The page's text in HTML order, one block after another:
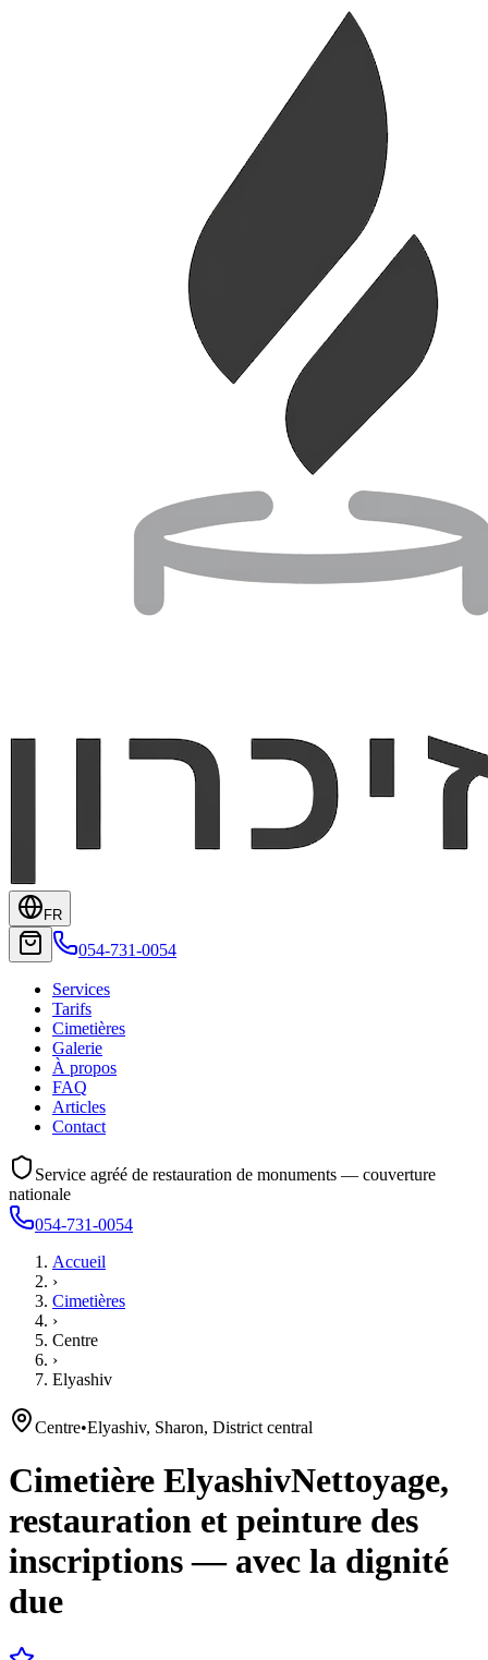
FR
054-731-0054
Services
Tarifs
Cimetières
Galerie
À propos
FAQ
Articles
Contact
Service agréé de restauration de monuments — couverture
nationale
054-731-0054
Accueil
›
Cimetières
›
Centre
›
Elyashiv
Centre•Elyashiv, Sharon, District central
Cimetière ElyashivNettoyage,
restauration et peinture des
inscriptions — avec la dignité
due